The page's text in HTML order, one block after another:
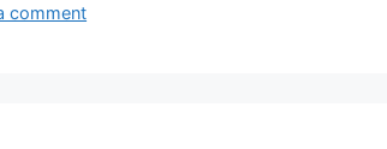
comment